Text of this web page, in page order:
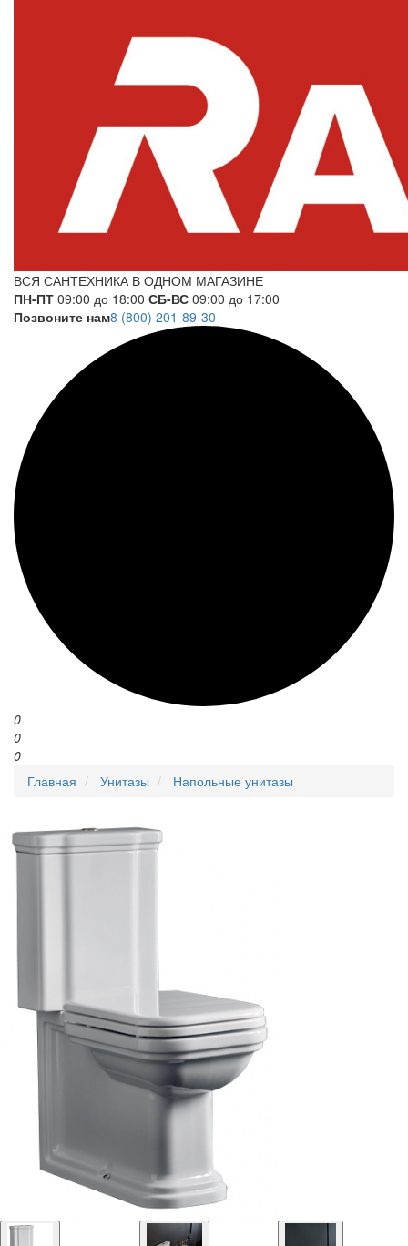
ВСЯ САНТЕХНИКА В ОДНОМ МАГАЗИНЕ
ПН-ПТ 09:00 до 18:00 СБ-ВС 09:00 до 17:00
Позвоните нам8 (800) 201-89-30
0
0
0
Главная
Унитазы Напольные унитазы